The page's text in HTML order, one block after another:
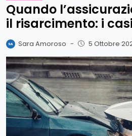
Quando
il risarcimento: i
Sara Amoroso - 5 Ottobre